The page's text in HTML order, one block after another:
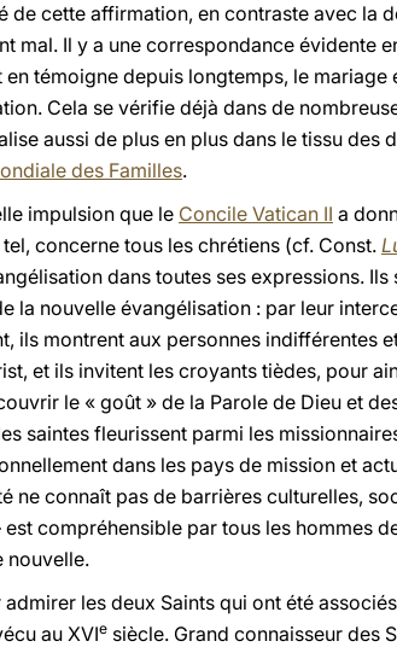
de cette affirmation, en contraste avec la
mal. Il y a une correspondance évidente
en témoigne depuis longtemps, le
Cela se vérifie déjà dans de
aussi de plus en plus dans le tissu des
des Familles.
impulsion que le Concile Vatican II a
concerne tous les chrétiens (cf. Const.
dans toutes ses expressions. Ils
la nouvelle évangélisation : par leur
ils montrent aux personnes indifférentes
et ils invitent les croyants tièdes, pour
le « goût » de la Parole de Dieu et
saintes fleurissent parmi les
dans les pays de mission et
ne connaît pas de barrières culturelles,
est compréhensible par tous les hommes
nouvelle.
les deux Saints qui ont été
au XVIe siècle. Grand connaisseur des